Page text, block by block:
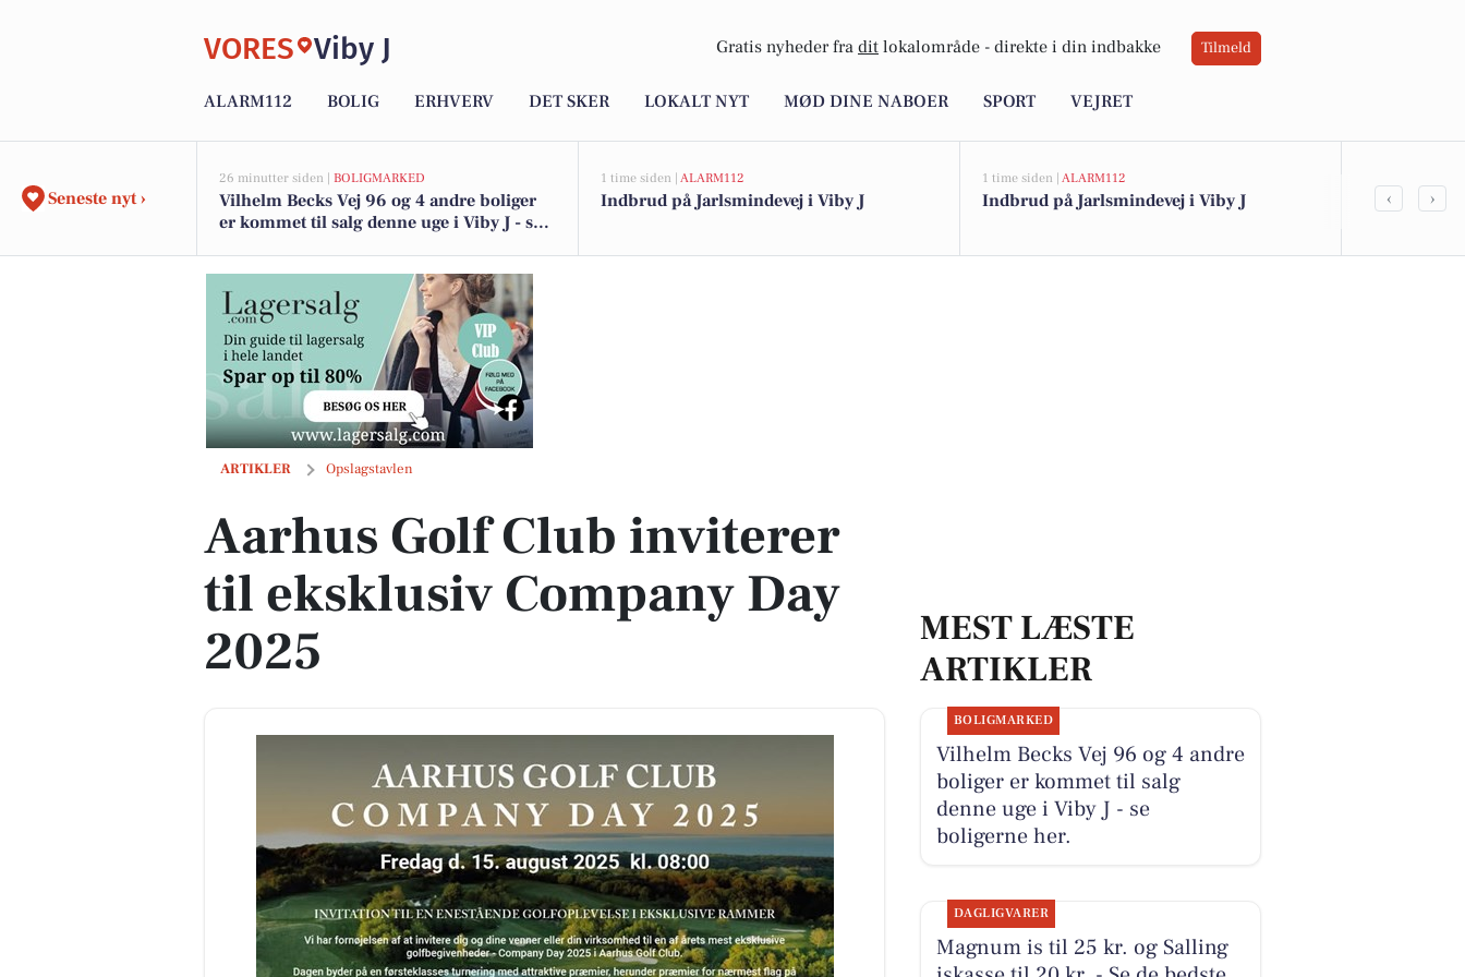
VORES Viby J Gratis nyheder fra dit lokalområde - direkte i din indbakke Tilmeld
ALARM112 BOLIG ERHVERV DET SKER LOKALT NYT MØD DINE NABOER SPORT VEJRET
Seneste nyt ›
26 minutter siden | BOLIGMARKED
Vilhelm Becks Vej 96 og 4 andre boliger
er kommet til salg denne uge i Viby J - se
1 time siden | ALARM112
Indbrud på Jarlsmindevej i Viby J
1 time siden | ALARM112
Indbrud på Jarlsmindevej i Viby J
Aktiviteter
‹ ›
ARTIKLER Opslagstavlen
Aarhus Golf Club inviterer til eksklusiv Company Day 2025
Aarhus Golf Club inviterer
til eksklusiv Company Day
2025
MEST LÆSTE
ARTIKLER
BOLIGMARKED
Vilhelm Becks Vej 96 og 4 andre
boliger er kommet til salg
denne uge i Viby J - se
boligerne her.
DAGLIGVARER
Magnum is til 25 kr. og Salling